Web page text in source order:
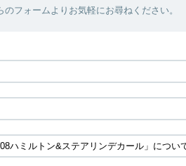
フォームよりお気軽にお尋ねください。